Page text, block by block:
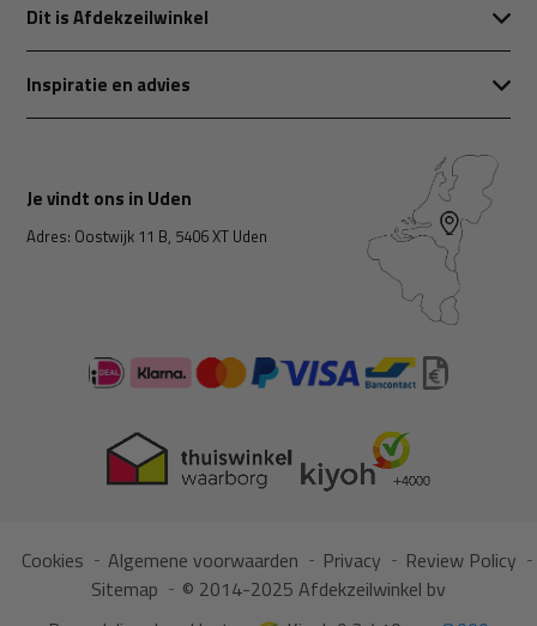
Dit is Afdekzeilwinkel
Inspiratie en advies
Je vindt ons in Uden
Adres: Oostwijk 11 B, 5406 XT Uden
Cookies Algemene voorwaarden Privacy
Review Policy
Sitemap
© 2014-2025 Afdekzeilwinkel bv